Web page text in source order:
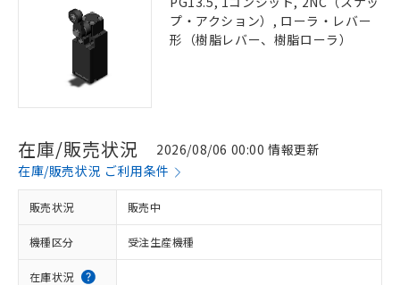
プ・アクション）, ローラ・レバー
形（樹脂レバー、樹脂ローラ）
在庫/販売状況
2026/08/06 00:00 情報更新
在庫/販売状況 ご利用条件
販売状況 販売中
機種区分 受注生産機種
在庫状況